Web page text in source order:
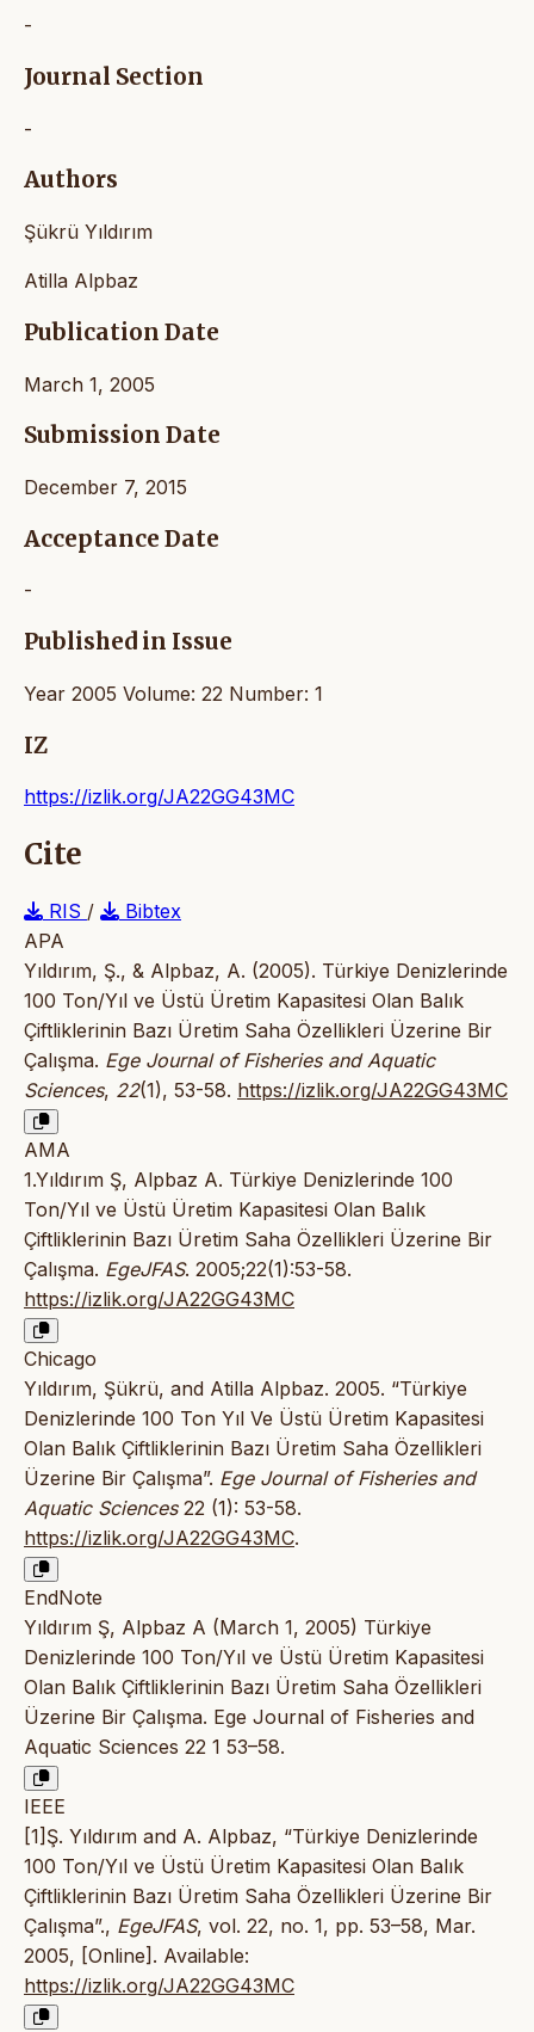
-
Journal Section
-
Authors
Şükrü Yıldırım
Atilla Alpbaz
Publication Date
March 1, 2005
Submission Date
December 7, 2015
Acceptance Date
-
Published in Issue
Year 2005 Volume: 22 Number: 1
IZ
https://izlik.org/JA22GG43MC
Cite
RIS /
Bibtex
APA
Yıldırım, Ş., & Alpbaz, A. (2005). Türkiye Denizlerinde
100 Ton/Yıl ve Üstü Üretim Kapasitesi Olan Balık
Çiftliklerinin Bazı Üretim Saha Özellikleri Üzerine Bir
Çalışma. Ege Journal of Fisheries and Aquatic
Sciences, 22(1), 53-58. https://izlik.org/JA22GG43MC
AMA
1.Yıldırım Ş, Alpbaz A. Türkiye Denizlerinde 100
Ton/Yıl ve Üstü Üretim Kapasitesi Olan Balık
Çiftliklerinin Bazı Üretim Saha Özellikleri Üzerine Bir
Çalışma. EgeJFAS. 2005;22(1):53-58.
https://izlik.org/JA22GG43MC
Chicago
Yıldırım, Şükrü, and Atilla Alpbaz. 2005. “Türkiye
Denizlerinde 100 Ton Yıl Ve Üstü Üretim Kapasitesi
Olan Balık Çiftliklerinin Bazı Üretim Saha Özellikleri
Üzerine Bir Çalışma”. Ege Journal of Fisheries and
Aquatic Sciences22 (1): 53-58.
https://izlik.org/JA22GG43MC.
EndNote
Yıldırım Ş, Alpbaz A (March 1, 2005) Türkiye
Denizlerinde 100 Ton/Yıl ve Üstü Üretim Kapasitesi
Olan Balık Çiftliklerinin Bazı Üretim Saha Özellikleri
Üzerine Bir Çalışma. Ege Journal of Fisheries and
Aquatic Sciences 22 1 53–58.
IEEE
[1]Ş. Yıldırım and A. Alpbaz, “Türkiye Denizlerinde
100 Ton/Yıl ve Üstü Üretim Kapasitesi Olan Balık
Çiftliklerinin Bazı Üretim Saha Özellikleri Üzerine Bir
Çalışma”., EgeJFAS, vol. 22, no. 1, pp. 53–58, Mar.
2005, [Online]. Available:
https://izlik.org/JA22GG43MC